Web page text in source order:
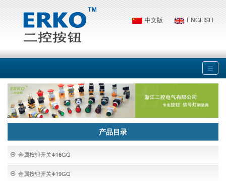
中文版 ENGLISH
产品目录
金属按钮开关Φ16GQ
金属按钮开关Φ19GQ